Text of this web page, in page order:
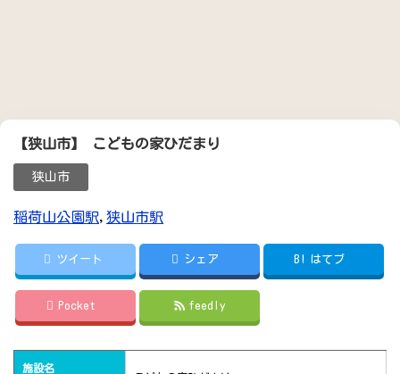
【狭山市】 こどもの家ひだまり
狭山市
稲荷山公園駅, 狭山市駅
ツイート シェア B! はてブ
Pocket feedly
施設名